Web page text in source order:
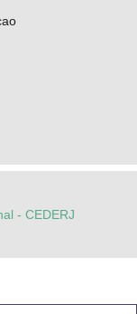
- CEDERJ